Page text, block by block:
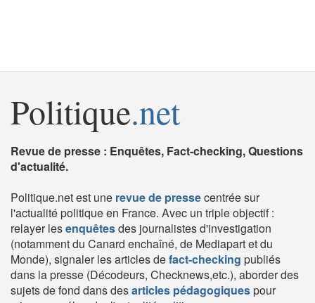
Politique.net
Revue de presse : Enquêtes, Fact-checking, Questions
d'actualité.
Politique.net est une revue de pressecentrée sur
l'actualité politique en France. Avec un triple objectif :
relayer lesenquêtesdes journalistes d'investigation
(notamment du Canard enchaîné, de Mediapart et du
Monde), signaler les articles defact-checking publiés
dans la presse (Décodeurs, Checknews,etc.), aborder des
sujets de fond dans desarticles pédagogiquespour